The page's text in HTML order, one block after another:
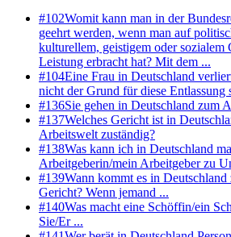
#102Womit kann man in der
geehrt werden, wenn man auf
kulturellem, geistigem oder sozialem
Leistung erbracht hat? Mit dem ...
#104Eine Frau in Deutschland
nicht der Grund für diese Entlassung
#136Sie gehen in Deutschland zum
#137Welches Gericht ist in
Arbeitswelt zuständig?
#138Was kann ich in Deutschland
Arbeitgeberin/mein Arbeitgeber zu
#139Wann kommt es in Deutschland
Gericht? Wenn jemand ...
#140Was macht eine Schöffin/ein
Sie/Er ...